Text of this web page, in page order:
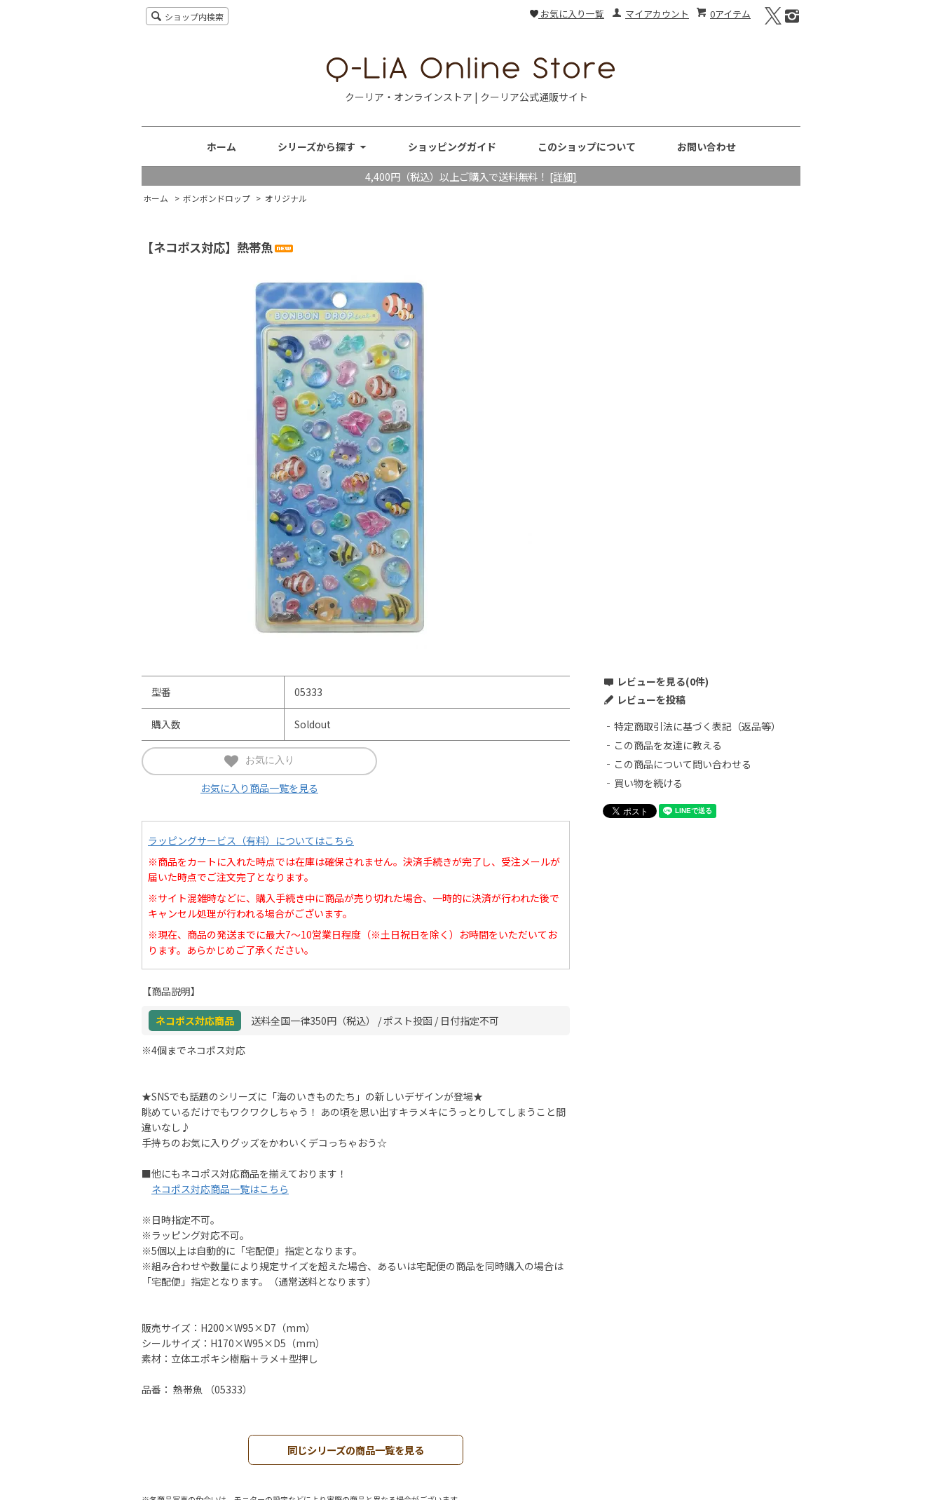
0アイテム
マイアカウント
お気に入り一覧
ショップ内検索
クーリア・オンラインストア | クーリア公式通販サイト
ホーム シリーズから探す ショッピングガイド このショップについて お問い合わせ
4,400円（税込）以上ご購入で送料無料！ [詳細]
ホーム > ボンボンドロップ > オリジナル
【ネコポス対応】熱帯魚
型番 05333
購入数 Soldout
お気に入り
お気に入り商品一覧を見る
ラッピングサービス（有料）についてはこちら
※商品をカートに入れた時点では在庫は確保されません。決済手続きが完了し、受注メールが
届いた時点でご注文完了となります。
※サイト混雑時などに、購入手続き中に商品が売り切れた場合、一時的に決済が行われた後で
キャンセル処理が行われる場合がございます。
※現在、商品の発送までに最大7～10営業日程度（※土日祝日を除く）お時間をいただいてお
ります。あらかじめご了承ください。
【商品説明】
ネコポス対応商品 送料全国一律350円（税込） / ポスト投函 / 日付指定不可
※4個までネコポス対応
★SNSでも話題のシリーズに「海のいきものたち」の新しいデザインが登場★
眺めているだけでもワクワクしちゃう！ あの頃を思い出すキラメキにうっとりしてしまうこと間
違いなし♪
手持ちのお気に入りグッズをかわいくデコっちゃおう☆
■他にもネコポス対応商品を揃えております！
ネコポス対応商品一覧はこちら
※日時指定不可。
※ラッピング対応不可。
※5個以上は自動的に「宅配便」指定となります。
※組み合わせや数量により規定サイズを超えた場合、あるいは宅配便の商品を同時購入の場合は
「宅配便」指定となります。（通常送料となります）
販売サイズ：H200×W95×D7（mm）
シールサイズ：H170×W95×D5（mm）
素材：立体エポキシ樹脂＋ラメ＋型押し
品番： 熱帯魚 （05333）
同じシリーズの商品一覧を見る
レビューを見る(0件)
レビューを投稿
特定商取引法に基づく表記（返品等）
この商品を友達に教える
この商品について問い合わせる
買い物を続ける